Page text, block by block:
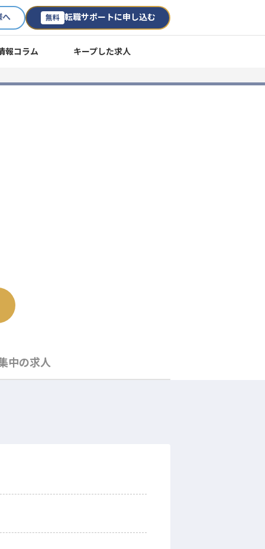
へ 無料 転職サポートに申し込む
報コラム キープした求人
中の求人